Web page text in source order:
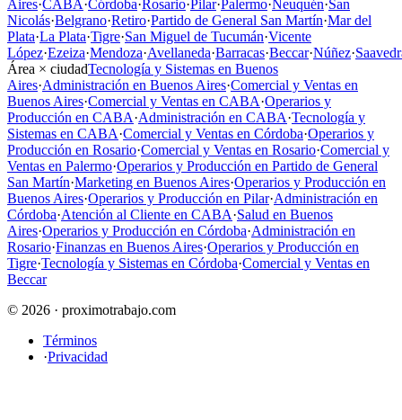
Aires·CABA·Córdoba·Rosario·Pilar·Palermo·Neuquén·San
Nicolás·Belgrano·Retiro·Partido de General San Martín·Mar del
Plata·La Plata·Tigre·San Miguel de Tucumán·Vicente
López·Ezeiza·Mendoza·Avellaneda·Barracas·Beccar·Núñez·
Área × ciudadTecnología y Sistemas en Buenos
Aires·Administración en Buenos Aires·Comercial y Ventas en
Buenos Aires·Comercial y Ventas en CABA·Operarios y
Producción en CABA·Administración en CABA·Tecnología y
Sistemas en CABA·Comercial y Ventas en Córdoba·Operarios y
Producción en Rosario·Comercial y Ventas en Rosario·Comercial y
Ventas en Palermo·Operarios y Producción en Partido de General
San Martín·Marketing en Buenos Aires·Operarios y Producción en
Buenos Aires·Operarios y Producción en Pilar·Administración en
Córdoba·Atención al Cliente en CABA·Salud en Buenos
Aires·Operarios y Producción en Córdoba·Administración en
Rosario·Finanzas en Buenos Aires·Operarios y Producción en
Tigre·Tecnología y Sistemas en Córdoba·Comercial y Ventas en
Beccar
© 2026 · proximotrabajo.com
Términos
·Privacidad